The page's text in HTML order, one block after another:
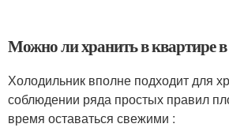
Можно ли хранить в квартире
Холодильник вполне подходит для
соблюдении ряда простых правил
время оставаться свежими :